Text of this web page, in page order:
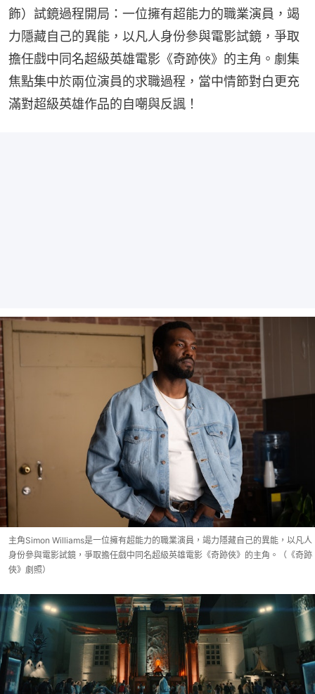
飾）試鏡過程開局：一位擁有超能力的職業演員，竭
力隱藏自己的異能，以凡人身份參與電影試鏡，爭取
擔任戲中同名超級英雄電影《奇跡俠》的主角。劇集
焦點集中於兩位演員的求職過程，當中情節對白更充
滿對超級英雄作品的自嘲與反諷！
主角Simon Williams是一位擁有超能力的職業演員，竭力隱藏自己的異能，以凡人
身份參與電影試鏡，爭取擔任戲中同名超級英雄電影《奇跡俠》的主角。（《奇跡
俠》劇照）